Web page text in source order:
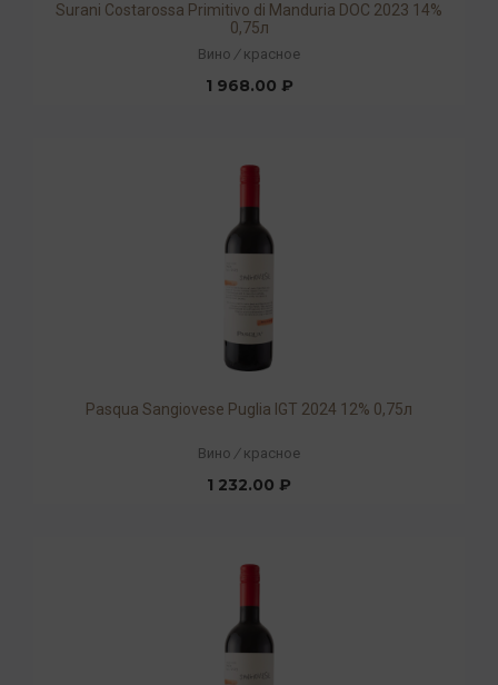
Surani Costarossa Primitivo di Manduria DOC 2023 14%
0,75л
Вино / красное
1 968.00 ₽
Pasqua Sangiovese Puglia IGT 2024 12% 0,75л
Вино / красное
1 232.00 ₽